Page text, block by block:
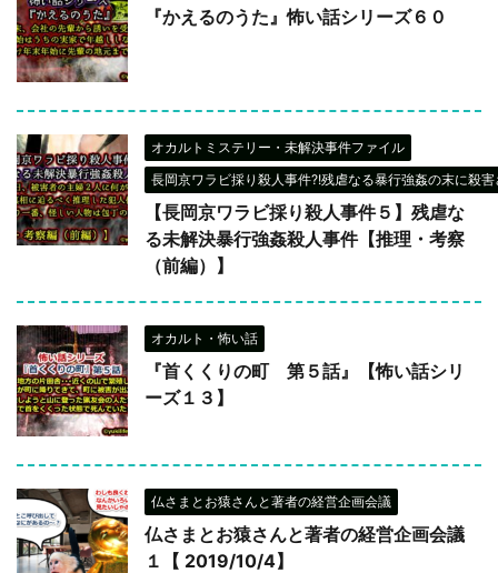
『かえるのうた』怖い話シリーズ６０
オカルトミステリー・未解決事件ファイル
長岡京ワラビ採り殺人事件?!残虐なる暴行強姦の末に殺
【長岡京ワラビ採り殺人事件５】残虐な
る未解決暴行強姦殺人事件【推理・考察
（前編）】
オカルト・怖い話
『首くくりの町 第５話』【怖い話シリ
ーズ１３】
仏さまとお猿さんと著者の経営企画会議
仏さまとお猿さんと著者の経営企画会議
１【 2019/10/4】